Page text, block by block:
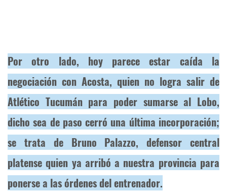
Por otro lado, hoy parece estar caída la
negociación con Acosta, quien no logra salir de
Atlético Tucumán para poder sumarse al Lobo,
dicho sea de paso cerró una última incorporación;
se trata de Bruno Palazzo, defensor central
platense quien ya arribó a nuestra provincia para
ponerse a las órdenes del entrenador.